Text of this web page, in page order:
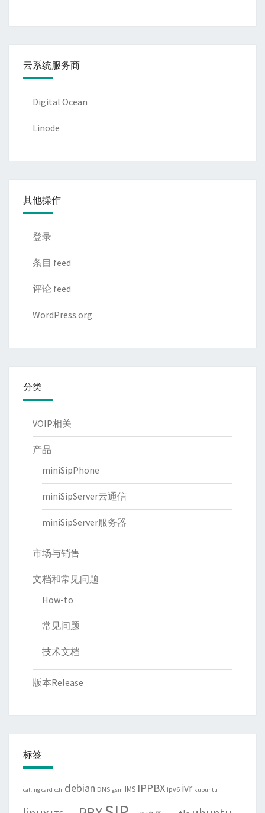
云系统服务商
Digital Ocean
Linode
其他操作
登录
条目 feed
评论 feed
WordPress.org
分类
VOIP相关
产品
miniSipPhone
miniSipServer云通信
miniSipServer服务器
市场与销售
文档和常见问题
How-to
常见问题
技术文档
版本Release
标签
calling card cdr debian DNS gsm IMS IPPBX ipv6 ivr kubuntu